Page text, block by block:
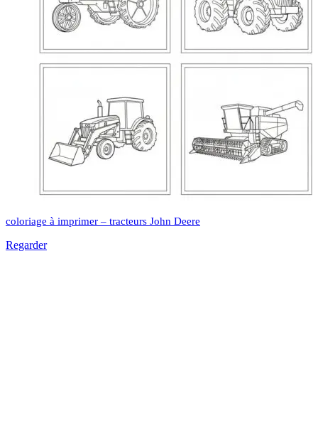
coloriage à imprimer – tracteurs John Deere
Regarder